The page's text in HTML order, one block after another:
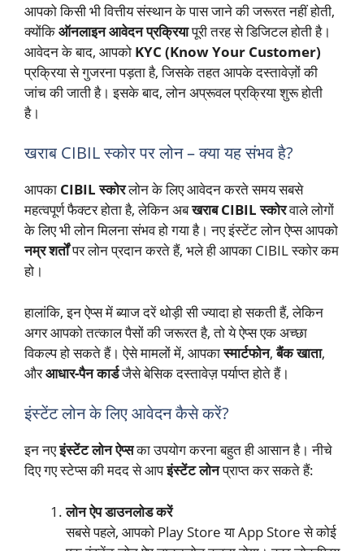
आपको किसी भी वित्तीय संस्थान के पास जाने की जरूरत नहीं होती,
क्योंकिऑनलाइन आवेदन प्रक्रियापूरी तरह से डिजिटल होती है।
आवेदन के बाद, आपको KYC (Know Your Customer)
प्रक्रिया से गुजरना पड़ता है, जिसके तहत आपके दस्तावेज़ों की
जांच की जाती है। इसके बाद, लोन अप्रूवल प्रक्रिया शुरू होती
है।
खराब CIBIL स्कोर पर लोन – क्या यह संभव है?
आपका CIBIL स्कोरलोन के लिए आवेदन करते समय सबसे
महत्वपूर्ण फैक्टर होता है, लेकिन अबखराब CIBIL स्कोरवाले लोगों
के लिए भी लोन मिलना संभव हो गया है। नए इंस्टेंट लोन ऐप्स आपको
नम्र शर्तोंपर लोन प्रदान करते हैं, भले ही आपका CIBIL स्कोर कम
हो।
हालांकि, इन ऐप्स में ब्याज दरें थोड़ी सी ज्यादा हो सकती हैं, लेकिन
अगर आपको तत्काल पैसों की जरूरत है, तो ये ऐप्स एक अच्छा
विकल्प हो सकते हैं। ऐसे मामलों में, आपकास्मार्टफोन,बैंक खाता,
औरआधार-पैन कार्डजैसे बेसिक दस्तावेज़ पर्याप्त होते हैं।
इंस्टेंट लोन के लिए आवेदन कैसे करें?
इन नएइंस्टेंट लोन ऐप्सका उपयोग करना बहुत ही आसान है। नीचे
दिए गए स्टेप्स की मदद से आपइंस्टेंट लोनप्राप्त कर सकते हैं:
लोन ऐप डाउनलोड करें
सबसे पहले, आपको Play Store या App Store से कोई